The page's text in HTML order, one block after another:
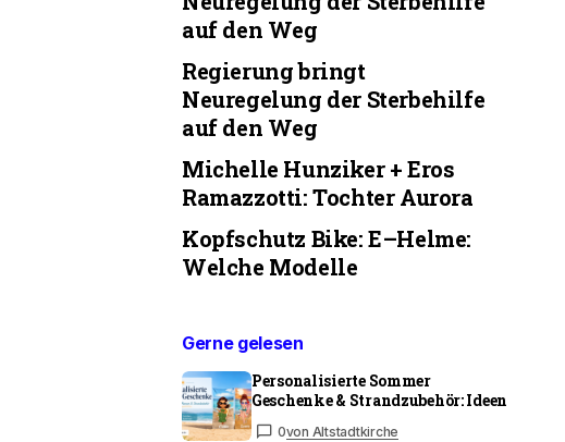
auf den Weg
Regierung bringt
Neuregelung der Sterbehilfe
auf den Weg
Michelle Hunziker + Eros
Ramazzotti: Tochter Aurora
Kopfschutz Bike: E–Helme:
Welche Modelle
Gerne gelesen
Personalisierte Sommer
Geschenke & Strandzubehör: Ideen
0von Altstadtkirche